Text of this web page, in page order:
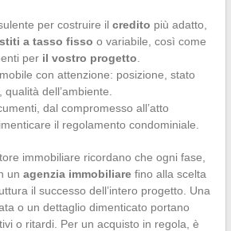
per costruire il credito più adatto,
a tasso fisso o variabile, così come
per il vostro progetto
con attenzione: posizione, stato
dell’ambiente.
dal compromesso all’atto
il regolamento condominiale.
immobiliare ricordano che ogni fase,
un agenzia immobiliarefino alla scelta
il successo dell’intero progetto. Una
o un dettaglio dimenticato portano
o ritardi. Per un acquisto in regola, è